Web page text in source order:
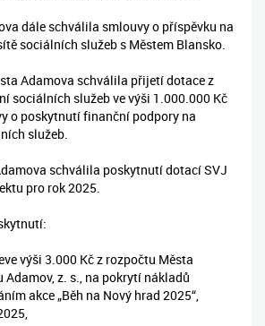
dále schválila smlouvy o příspěvku na
sociálních služeb s Městem Blansko.
Adamova schválila přijetí dotace z
sociálních služeb ve výši 1.000.000 Kč
o poskytnutí finanční podpory na
služeb.
schválila poskytnutí dotací SVJ
pro rok 2025.
výši 3.000 Kč z rozpočtu Města
z. s., na pokrytí nákladů
akce „Běh na Nový hrad 2025“,